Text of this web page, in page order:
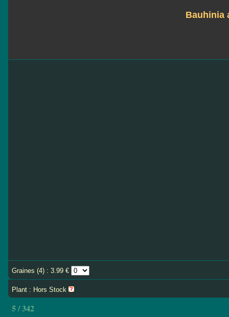
Bauhinia
Graines (4) : 3.99 €
Plant : Hors Stock
5 / 342